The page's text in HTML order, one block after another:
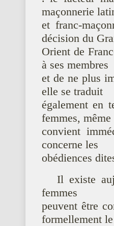
maçonnerie
et franc-
décision du
Orient de
à ses membres
et de ne plus
elle se traduit
également en
femmes, même
convient
concerne les
obédiences
Il existe
femmes
peuvent être
formellement le